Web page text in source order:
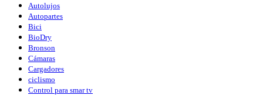
Autolujos
Autopartes
Bici
BioDry
Bronson
Cámaras
Cargadores
ciclismo
Control para smar tv